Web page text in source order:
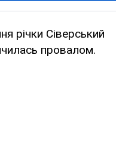
річки Сіверський
провалом.